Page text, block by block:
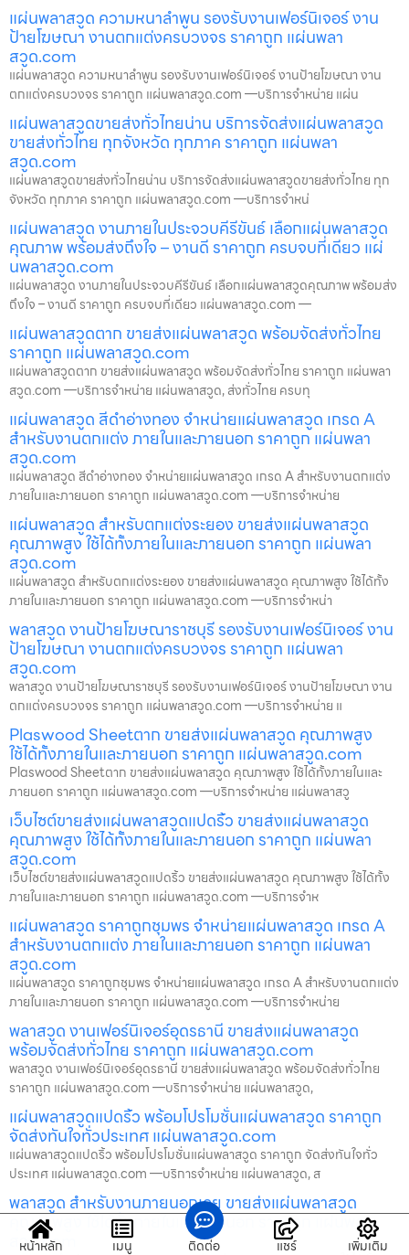
แผ่นพลาสวูด ความหนาลำพูน รองรับงานเฟอร์นิเจอร์ งาน
ป้ายโฆษณา งานตกแต่งครบวงจร ราคาถูก แผ่นพลา
สวูด.com
แผ่นพลาสวูด ความหนาลำพูน รองรับงานเฟอร์นิเจอร์ งานป้ายโฆษณา งาน
ตกแต่งครบวงจร ราคาถูก แผ่นพลาสวูด.com —บริการจำหน่าย แผ่น
แผ่นพลาสวูดขายส่งทั่วไทยน่าน บริการจัดส่งแผ่นพลาสวูด
ขายส่งทั่วไทย ทุกจังหวัด ทุกภาค ราคาถูก แผ่นพลา
สวูด.com
แผ่นพลาสวูดขายส่งทั่วไทยน่าน บริการจัดส่งแผ่นพลาสวูดขายส่งทั่วไทย ทุก
จังหวัด ทุกภาค ราคาถูก แผ่นพลาสวูด.com —บริการจำหน่
แผ่นพลาสวูด งานภายในประจวบคีรีขันธ์ เลือกแผ่นพลาสวูด
คุณภาพ พร้อมส่งถึงใจ – งานดี ราคาถูก ครบจบที่เดียว แผ่
นพลาสวูด.com
แผ่นพลาสวูด งานภายในประจวบคีรีขันธ์ เลือกแผ่นพลาสวูดคุณภาพ พร้อมส่ง
ถึงใจ – งานดี ราคาถูก ครบจบที่เดียว แผ่นพลาสวูด.com —
แผ่นพลาสวูดตาก ขายส่งแผ่นพลาสวูด พร้อมจัดส่งทั่วไทย
ราคาถูก แผ่นพลาสวูด.com
แผ่นพลาสวูดตาก ขายส่งแผ่นพลาสวูด พร้อมจัดส่งทั่วไทย ราคาถูก แผ่นพลา
สวูด.com —บริการจำหน่าย แผ่นพลาสวูด, ส่งทั่วไทย ครบทุ
แผ่นพลาสวูด สีดำอ่างทอง จำหน่ายแผ่นพลาสวูด เกรด A
สำหรับงานตกแต่ง ภายในและภายนอก ราคาถูก แผ่นพลา
สวูด.com
แผ่นพลาสวูด สีดำอ่างทอง จำหน่ายแผ่นพลาสวูด เกรด A สำหรับงานตกแต่ง
ภายในและภายนอก ราคาถูก แผ่นพลาสวูด.com —บริการจำหน่าย
แผ่นพลาสวูด สำหรับตกแต่งระยอง ขายส่งแผ่นพลาสวูด
คุณภาพสูง ใช้ได้ทั้งภายในและภายนอก ราคาถูก แผ่นพลา
สวูด.com
แผ่นพลาสวูด สำหรับตกแต่งระยอง ขายส่งแผ่นพลาสวูด คุณภาพสูง ใช้ได้ทั้ง
ภายในและภายนอก ราคาถูก แผ่นพลาสวูด.com —บริการจำหน่า
พลาสวูด งานป้ายโฆษณาราชบุรี รองรับงานเฟอร์นิเจอร์ งาน
ป้ายโฆษณา งานตกแต่งครบวงจร ราคาถูก แผ่นพลา
สวูด.com
พลาสวูด งานป้ายโฆษณาราชบุรี รองรับงานเฟอร์นิเจอร์ งานป้ายโฆษณา งาน
ตกแต่งครบวงจร ราคาถูก แผ่นพลาสวูด.com —บริการจำหน่าย แ
Plaswood Sheetตาก ขายส่งแผ่นพลาสวูด คุณภาพสูง
ใช้ได้ทั้งภายในและภายนอก ราคาถูก แผ่นพลาสวูด.com
Plaswood Sheetตาก ขายส่งแผ่นพลาสวูด คุณภาพสูง ใช้ได้ทั้งภายในและ
ภายนอก ราคาถูก แผ่นพลาสวูด.com —บริการจำหน่าย แผ่นพลาสวู
เว็บไซต์ขายส่งแผ่นพลาสวูดแปดริ้ว ขายส่งแผ่นพลาสวูด
คุณภาพสูง ใช้ได้ทั้งภายในและภายนอก ราคาถูก แผ่นพลา
สวูด.com
เว็บไซต์ขายส่งแผ่นพลาสวูดแปดริ้ว ขายส่งแผ่นพลาสวูด คุณภาพสูง ใช้ได้ทั้ง
ภายในและภายนอก ราคาถูก แผ่นพลาสวูด.com —บริการจำห
แผ่นพลาสวูด ราคาถูกชุมพร จำหน่ายแผ่นพลาสวูด เกรด A
สำหรับงานตกแต่ง ภายในและภายนอก ราคาถูก แผ่นพลา
สวูด.com
แผ่นพลาสวูด ราคาถูกชุมพร จำหน่ายแผ่นพลาสวูด เกรด A สำหรับงานตกแต่ง
ภายในและภายนอก ราคาถูก แผ่นพลาสวูด.com —บริการจำหน่าย
พลาสวูด งานเฟอร์นิเจอร์อุดรธานี ขายส่งแผ่นพลาสวูด
พร้อมจัดส่งทั่วไทย ราคาถูก แผ่นพลาสวูด.com
พลาสวูด งานเฟอร์นิเจอร์อุดรธานี ขายส่งแผ่นพลาสวูด พร้อมจัดส่งทั่วไทย
ราคาถูก แผ่นพลาสวูด.com —บริการจำหน่าย แผ่นพลาสวูด,
แผ่นพลาสวูดแปดริ้ว พร้อมโปรโมชั่นแผ่นพลาสวูด ราคาถูก
จัดส่งทันใจทั่วประเทศ แผ่นพลาสวูด.com
แผ่นพลาสวูดแปดริ้ว พร้อมโปรโมชั่นแผ่นพลาสวูด ราคาถูก จัดส่งทันใจทั่ว
ประเทศ แผ่นพลาสวูด.com —บริการจำหน่าย แผ่นพลาสวูด, ส
พลาสวูด สำหรับงานภายนอกเลย ขายส่งแผ่นพลาสวูด
คุณภาพสูง ใช้ได้ทั้งภายในและภายนอก ราคาถูก แผ่นพลา
สวูด.com
หน้าหลัก เมนู ติดต่อ แชร์ เพิ่มเติม